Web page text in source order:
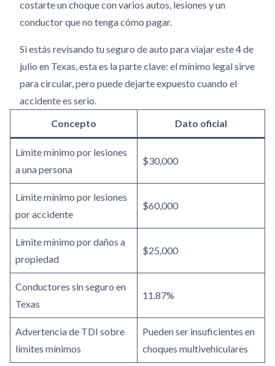
costarte un choque con varios autos, lesiones y un
conductor que no tenga cómo pagar.
Si estás revisando tu seguro de auto para viajar este 4 de
julio en Texas, esta es la parte clave: el mínimo legal sirve
para circular, pero puede dejarte expuesto cuando el
accidente es serio.
Concepto
Dato oficial
Límite mínimo por lesiones
a una persona
$30,000
Límite mínimo por lesiones
por accidente
$60,000
Límite mínimo por daños a
propiedad
$25,000
Conductores sin seguro en
Texas
11.87%
Advertencia de TDI sobre
límites mínimos
Pueden ser insuficientes en
choques multivehiculares